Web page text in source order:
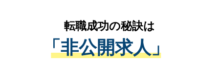
は、個人情報の取り扱いについての厳密な
管理基準を満たした事業者のみに付与され
る、プライバシーマークを取得済みです。
かがいして、現在の医療機関の状況や紹介
経験をまじえながら、適切なアドバイスを
させていただきます。すぐにご転職をされ
ない方には、長期的なサポートが可能です
転職成功の秘訣は
「非公開求人」